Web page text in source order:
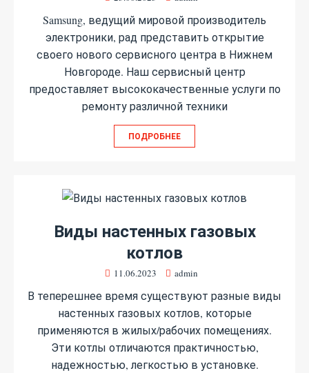
Samsung, ведущий мировой производитель
электроники, рад представить открытие
своего нового сервисного центра в Нижнем
Новгороде. Наш сервисный центр
предоставляет высококачественные услуги по
ремонту различной техники
ПОДРОБНЕЕ
Виды настенных газовых
котлов
11.06.2023 admin
В теперешнее время существуют разные виды
настенных газовых котлов, которые
применяются в жилых/рабочих помещениях.
Эти котлы отличаются практичностью,
надежностью, легкостью в установке.